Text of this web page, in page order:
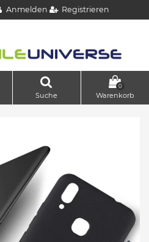
Anmelden Registrieren
Suche
0
Warenkorb